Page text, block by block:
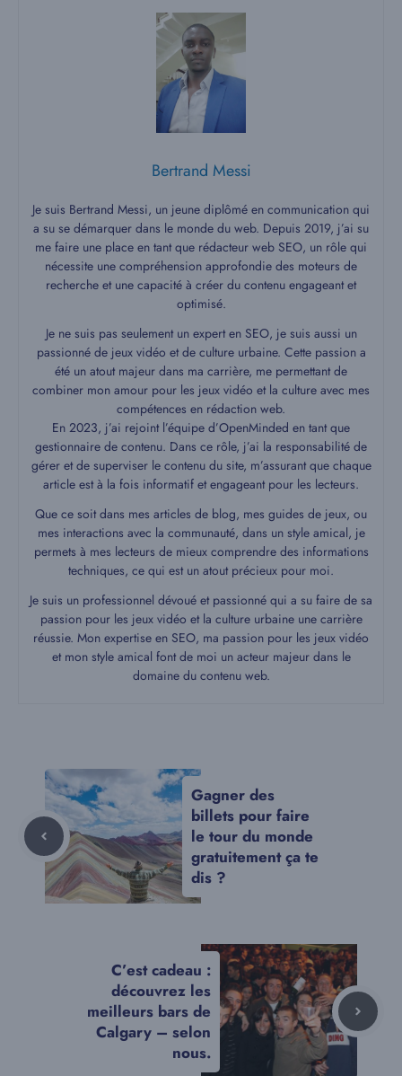
Bertrand Messi
Je suis Bertrand Messi, un jeune diplômé en communication qui
a su se démarquer dans le monde du web. Depuis 2019, j’ai su
me faire une place en tant que rédacteur web SEO, un rôle qui
nécessite une compréhension approfondie des moteurs de
recherche et une capacité à créer du contenu engageant et
optimisé.
Je ne suis pas seulement un expert en SEO, je suis aussi un
passionné de jeux vidéo et de culture urbaine. Cette passion a
été un atout majeur dans ma carrière, me permettant de
combiner mon amour pour les jeux vidéo et la culture avec mes
compétences en rédaction web.
En 2023, j’ai rejoint l’équipe d’OpenMinded en tant que
gestionnaire de contenu. Dans ce rôle, j’ai la responsabilité de
gérer et de superviser le contenu du site, m’assurant que chaque
article est à la fois informatif et engageant pour les lecteurs.
Que ce soit dans mes articles de blog, mes guides de jeux, ou
mes interactions avec la communauté, dans un style amical, je
permets à mes lecteurs de mieux comprendre des informations
techniques, ce qui est un atout précieux pour moi.
Je suis un professionnel dévoué et passionné qui a su faire de sa
passion pour les jeux vidéo et la culture urbaine une carrière
réussie. Mon expertise en SEO, ma passion pour les jeux vidéo
et mon style amical font de moi un acteur majeur dans le
domaine du contenu web.
Gagner des
billets pour faire
le tour du monde
gratuitement ça te
dis ?
C’est cadeau :
découvrez les
meilleurs bars de
Calgary – selon
nous.